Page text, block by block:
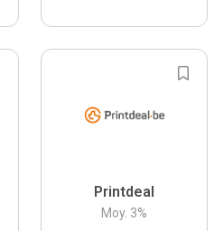
Printdeal
Moy. 3%